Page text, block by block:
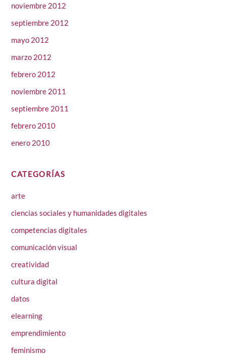
noviembre 2012
septiembre 2012
mayo 2012
marzo 2012
febrero 2012
noviembre 2011
septiembre 2011
febrero 2010
enero 2010
CATEGORÍAS
arte
ciencias sociales y humanidades digitales
competencias digitales
comunicación visual
creatividad
cultura digital
datos
elearning
emprendimiento
feminismo